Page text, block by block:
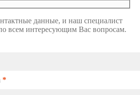
данные, и наш специалист
всем интересующим Вас вопросам.
*